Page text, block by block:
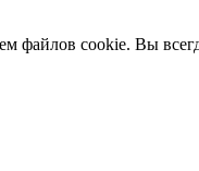
файлов cookie. Вы